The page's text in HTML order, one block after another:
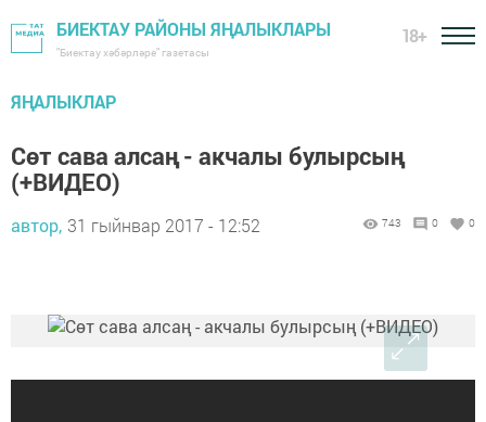
БИЕКТАУ РАЙОНЫ ЯҢАЛЫКЛАРЫ
"Биектау хәбәрләре" газетасы
18+
ЯҢАЛЫКЛАР
Сөт сава алсаң - акчалы булырсың
(+ВИДЕО)
автор, 31 гыйнвар 2017 - 12:52 743 0 0